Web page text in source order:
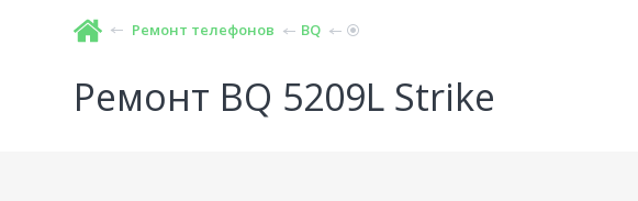
Ремонт телефонов BQ
Ремонт BQ 5209L Strike